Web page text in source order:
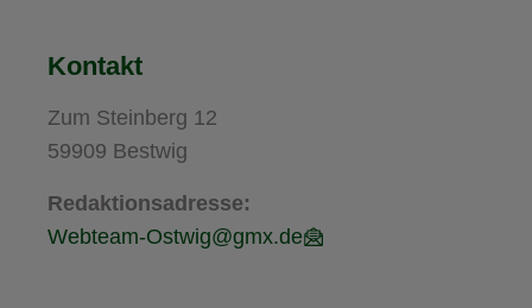
Kontakt
Zum Steinberg 12
59909 Bestwig
Redaktionsadresse:
Webteam-Ostwig@gmx.de